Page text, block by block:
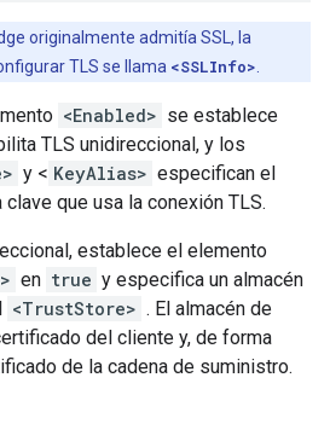
originalmente admitía SSL, la
TLS se llama <SSLInfo>
<Enabled> se establece
TLS unidireccional, y los
y < KeyAlias> especifican el
que usa la conexión TLS.
establece el elemento
en true y especifica un almacén
<TrustStore> . El almacén de
del cliente y, de forma
de la cadena de suministro.